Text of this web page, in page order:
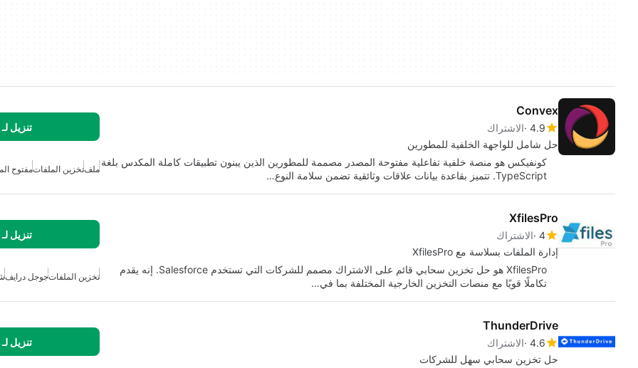
Convex
4.9 الاشتراك
حل شامل للواجهة الخلفية للمطورين
تنزيل لـ
كونفيكس هو منصة خلفية تفاعلية مفتوحة المصدر مصممة للمطورين الذين يبنون تطبيقات كاملة المكدس بلغة
TypeScript. تتميز بقاعدة بيانات علاقات وثائقية تضمن سلامة النوع…
ملفتخزين الملفاتمفتوح
XfilesPro
4 الاشتراك
إدارة الملفات بسلاسة مع XfilesPro
تنزيل لـ
XfilesPro هو حل تخزين سحابي قائم على الاشتراك مصمم للشركات التي تستخدم Salesforce. إنه يقدم
تكاملًا قويًا مع منصات التخزين الخارجية المختلفة بما في…
تخزين الملفاتجوجل درايف
ThunderDrive
4.6 الاشتراك
حل تخزين سحابي سهل للشركات
تنزيل لـ